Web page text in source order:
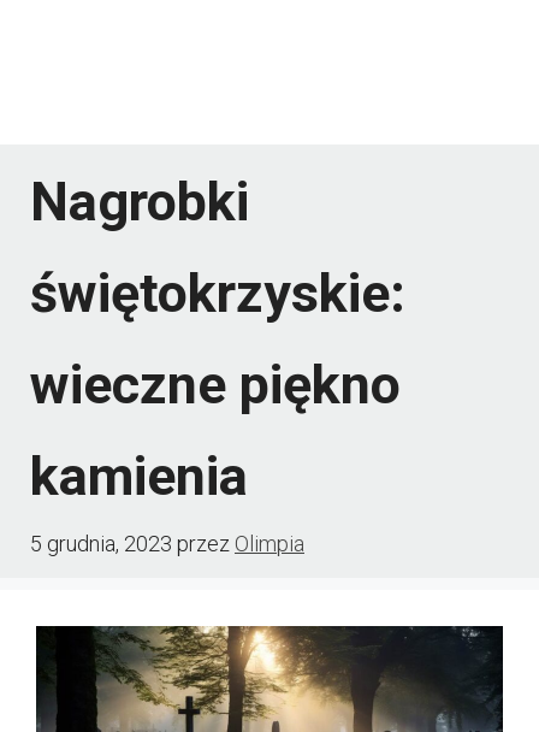
Nagrobki
świętokrzyskie:
wieczne piękno
kamienia
5 grudnia, 2023 przez Olimpia